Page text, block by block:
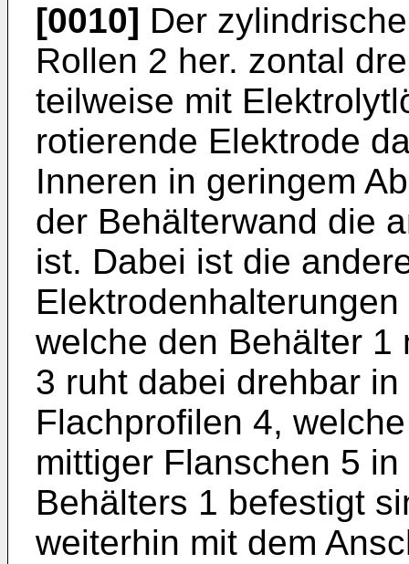
[0010] Der
Rollen 2 her. zontal
teilweise mit
rotierende Elektrode
Inneren in geringem
der Behälterwand die
ist. Dabei ist die
welche den Behälter 1
3 ruht dabei drehbar
Flachprofilen 4,
mittiger Flanschen 5
Behälters 1 befestigt
weiterhin mit dem